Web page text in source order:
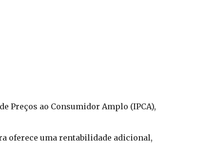
Preços ao Consumidor Amplo (IPCA),
oferece uma rentabilidade adicional,